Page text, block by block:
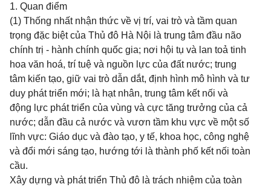
1. Quan điểm
(1) Thống nhất nhận thức về vị trí, vai trò và tầm quan
trọng đặc biệt của Thủ đô Hà Nội là trung tâm đầu não
chính trị - hành chính quốc gia; nơi hội tụ và lan toả tinh
hoa văn hoá, trí tuệ và nguồn lực của đất nước; trung
tâm kiến tạo, giữ vai trò dẫn dắt, định hình mô hình và tư
duy phát triển mới; là hạt nhân, trung tâm kết nối và
động lực phát triển của vùng và cực tăng trưởng của cả
nước; dẫn đầu cả nước và vươn tầm khu vực về một số
lĩnh vực: Giáo dục và đào tạo, y tế, khoa học, công nghệ
và đổi mới sáng tạo, hướng tới là thành phố kết nối toàn
cầu.
Xây dựng và phát triển Thủ đô là trách nhiệm của toàn